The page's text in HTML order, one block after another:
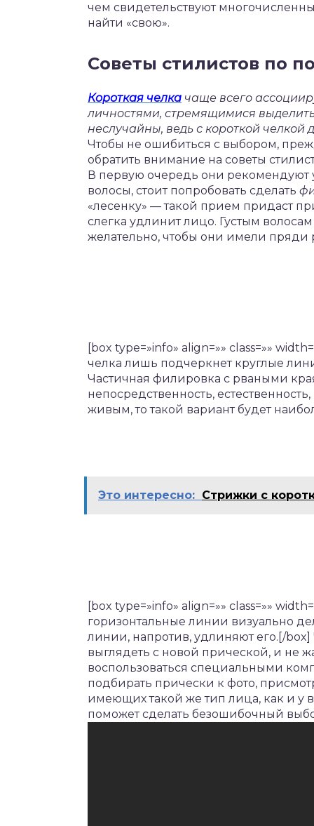
чем свидетельствуют
найти «свою».
Советы стилистов по
Короткая челка чаще всего
личностями, стремящимися
неслучайны, ведь с короткой челкой
Чтобы не ошибиться с выбором,
обратить внимание на советы
В первую очередь они рекомендуют
волосы, стоит попробовать сделать
«лесенку» — такой прием придаст
слегка удлинит лицо. Густым
желательно, чтобы они имели пряди
[box type=»info» align=»» class=»»
челка лишь подчеркнет круглые
Частичная филировка с рваными
непосредственность,
живым, то такой вариант будет
Это интересно: Стрижки с
[box type=»info» align=»» class=»»
горизонтальные линии визуально
линии, напротив, удлиняют его.[/box]
выглядеть с новой прической, и не
воспользоваться специальными
подбирать прически к фото,
имеющих такой же тип лица, как и у
поможет сделать безошибочный